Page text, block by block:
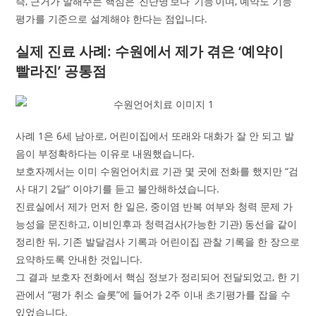
평가를 기준으로 설계해야 한다는 점입니다.
실제 진료 사례: 수원에서 제가 겪은 ‘예약이
빨라진’ 공통점
사례 1은 6세 남아로, 어린이집에서 또래와 대화가 잘 안 되고 발
음이 부정확하다는 이유로 내원했습니다.
보호자께서는 이미 수원언어치료 기관 몇 곳에 전화를 했지만 “검
사 대기 2달” 이야기를 듣고 불안해하셨습니다.
진료실에서 제가 먼저 한 일은, 중이염 반복 여부와 청력 문제 가
능성을 문진하고, 이비인후과 청력검사(가능한 기관) 동선을 같이
정리한 뒤, 기존 발달검사 기록과 어린이집 관찰 기록을 한 장으로
요약하도록 안내한 것입니다.
그 결과 보호자 전화에서 핵심 정보가 정리되어 전달되었고, 한 기
관에서 “평가 취소 슬롯”에 들어가 2주 이내 초기평가를 잡을 수
있었습니다.